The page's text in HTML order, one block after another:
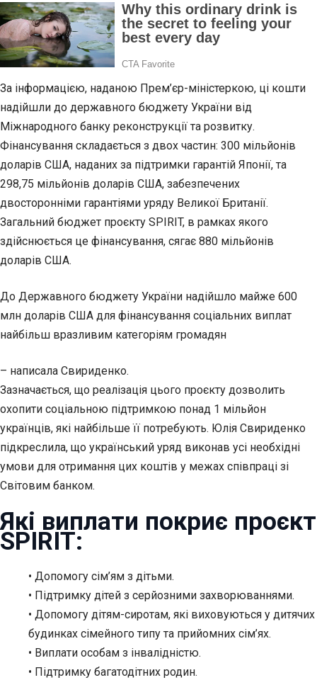
За інформацією, наданою Прем’єр-міністеркою, ці кошти
надійшли до державного бюджету України від
Міжнародного банку реконструкції та розвитку.
Фінансування складається з двох частин: 300 мільйонів
доларів США, наданих за підтримки гарантій Японії, та
298,75 мільйонів доларів США, забезпечених
двосторонніми гарантіями уряду Великої Британії.
Загальний бюджет проєкту SPIRIT, в рамках якого
здійснюється це фінансування, сягає 880 мільйонів
доларів США.
До Державного бюджету України надійшло майже 600
млн доларів США для фінансування соціальних виплат
найбільш вразливим категоріям громадян
– написала Свириденко.
Зазначається, що реалізація цього проєкту дозволить
охопити соціальною підтримкою понад 1 мільйон
українців, які найбільше її потребують. Юлія Свириденко
підкреслила, що український уряд виконав усі необхідні
умови для отримання цих коштів у межах співпраці зі
Світовим банком.
Які виплати покриє проєкт
SPIRIT:
• Допомогу сім’ям з дітьми.
• Підтримку дітей з серйозними захворюваннями.
• Допомогу дітям-сиротам, які виховуються у дитячих
будинках сімейного типу та прийомних сім’ях.
• Виплати особам з інвалідністю.
• Підтримку багатодітних родин.